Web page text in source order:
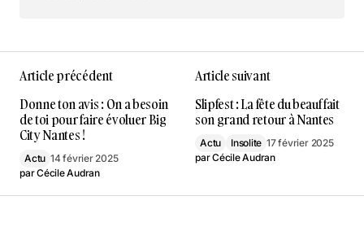
Article précédent
Donne ton avis : On a besoin
de toi pour faire évoluer Big
City Nantes !
Actu 14 février 2025
parCécile Audran
Article suivant
Slipfest : La fête du beauf fait
son grand retour à Nantes
Actu Insolite 17 février 2025
parCécile Audran